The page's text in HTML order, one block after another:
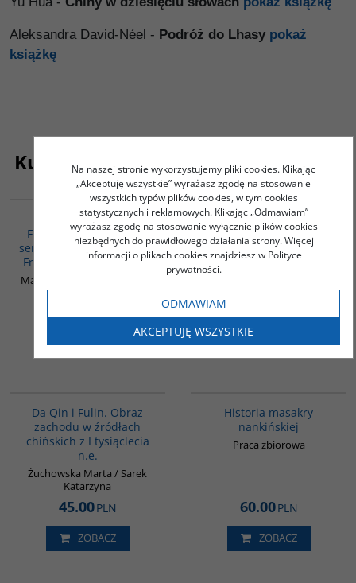
Aleksandra David-Néel - Podróż do Lhasy pokaż
książkę
Kupujący ten produkt kupili także:
PAG1043
2 książki - PAKIET
FRANCUSKI - Francuski
sen / Polityka zagraniczna
Francji po zimnej wojnie
Marek Ostrowski / Stanisław
Parzymies
99.00PLN
ZOBACZ
BESTSELLER
Węgierski syndrom:
Trianon
Góralczyk Bogdan
62.00PLN
ZOBACZ
Da Qin i Fulin. Obraz
zachodu w źródłach
chińskich z I tysiąclecia
n.e.
Żuchowska Marta / Sarek
Katarzyna
45.00PLN
ZOBACZ
Historia masakry
nankińskiej
Praca zbiorowa
60.00PLN
ZOBACZ
Na naszej stronie wykorzystujemy pliki cookies. Klikając
„Akceptuję wszystkie” wyrażasz zgodę na stosowanie
wszystkich typów plików cookies, w tym cookies
statystycznych i reklamowych. Klikając „Odmawiam”
wyrażasz zgodę na stosowanie wyłącznie plików cookies
niezbędnych do prawidłowego działania strony. Więcej
informacji o plikach cookies znajdziesz w Polityce
prywatności.
ODMAWIAM
AKCEPTUJĘ WSZYSTKIE